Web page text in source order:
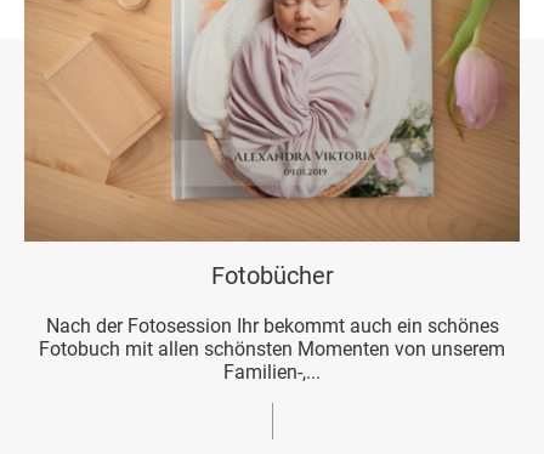
Fotobücher
Nach der Fotosession Ihr bekommt auch ein schönes
Fotobuch mit allen schönsten Momenten von unserem
Familien-,...